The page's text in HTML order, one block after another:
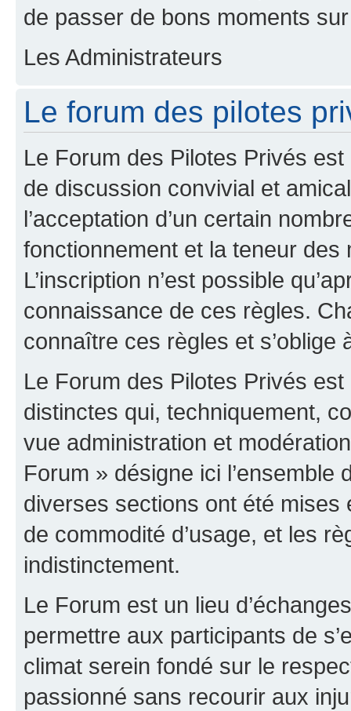
de passer de bons moments
Les Administrateurs
Le forum des pilotes
Le Forum des Pilotes Privés
de discussion convivial et
l’acceptation d’un certain
fonctionnement et la teneur
L’inscription n’est possible
connaissance de ces règles.
connaître ces règles et s’oblige
Le Forum des Pilotes Privés
distinctes qui, techniquement,
vue administration et
Forum » désigne ici
diverses sections ont été
de commodité d’usage, et les
indistinctement.
Le Forum est un lieu
permettre aux participants de
climat serein fondé sur le
passionné sans recourir aux